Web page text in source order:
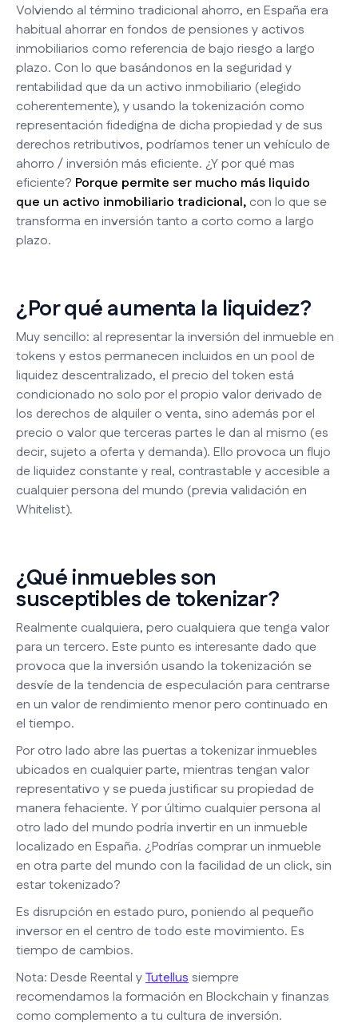
Volviendo al término tradicional ahorro, en España era
habitual ahorrar en fondos de pensiones y activos
inmobiliarios como referencia de bajo riesgo a largo
plazo. Con lo que basándonos en la seguridad y
rentabilidad que da un activo inmobiliario (elegido
coherentemente), y usando la tokenización como
representación fidedigna de dicha propiedad y de sus
derechos retributivos, podríamos tener un vehículo de
ahorro / inversión más eficiente. ¿Y por qué mas
eficiente? Porque permite ser mucho más liquido
que un activo inmobiliario tradicional, con lo que se
transforma en inversión tanto a corto como a largo
plazo.
¿Por qué aumenta la liquidez?
Muy sencillo: al representar la inversión del inmueble en
tokens y estos permanecen incluidos en un pool de
liquidez descentralizado, el precio del token está
condicionado no solo por el propio valor derivado de
los derechos de alquiler o venta, sino además por el
precio o valor que terceras partes le dan al mismo (es
decir, sujeto a oferta y demanda). Ello provoca un flujo
de liquidez constante y real, contrastable y accesible a
cualquier persona del mundo (previa validación en
Whitelist).
¿Qué inmuebles son
susceptibles de tokenizar?
Realmente cualquiera, pero cualquiera que tenga valor
para un tercero. Este punto es interesante dado que
provoca que la inversión usando la tokenización se
desvíe de la tendencia de especulación para centrarse
en un valor de rendimiento menor pero continuado en
el tiempo.
Por otro lado abre las puertas a tokenizar inmuebles
ubicados en cualquier parte, mientras tengan valor
representativo y se pueda justificar su propiedad de
manera fehaciente. Y por último cualquier persona al
otro lado del mundo podría invertir en un inmueble
localizado en España. ¿Podrías comprar un inmueble
en otra parte del mundo con la facilidad de un click, sin
estar tokenizado?
Es disrupción en estado puro, poniendo al pequeño
inversor en el centro de todo este movimiento. Es
tiempo de cambios.
Nota: Desde Reental yTutellus siempre
recomendamos la formación en Blockchain y finanzas
como complemento a tu cultura de inversión.